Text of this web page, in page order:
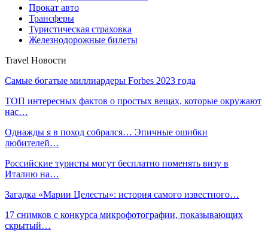
Прокат авто
Трансферы
Туристическая страховка
Железнодорожные билеты
Travel Новости
Самые богатые миллиардеры Forbes 2023 года
ТОП интересных фактов о простых вещах, которые окружают
нас…
Однажды я в поход собрался… Эпичные ошибки
любителей…
Российские туристы могут бесплатно поменять визу в
Италию на…
Загадка «Марии Целесты»: история самого известного…
17 снимков с конкурса микрофотографии, показывающих
скрытый…